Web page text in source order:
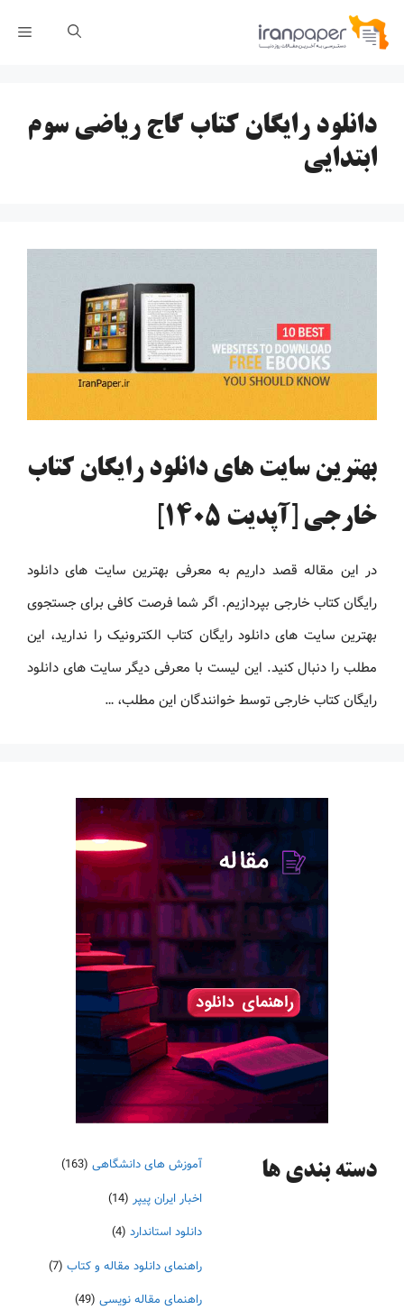
پرش
دانلود رایگان کتاب گاج ریاضی سوم
ابتدایی
بهترین سایت های دانلود رایگان کتاب
خارجی [آپدیت 1405]
در این مقاله قصد داریم به معرفی بهترین سایت های دانلود
رایگان کتاب خارجی بپردازیم. اگر شما فرصت کافی برای جستجوی
بهترین سایت های دانلود رایگان کتاب الکترونیک را ندارید، این
مطلب را دنبال کنید. این لیست با معرفی دیگر سایت های دانلود
رایگان کتاب خارجی توسط خوانندگان این مطلب، …
دسته‌ بندی ها آموزش های دانشگاهی (163)
اخبار ایران پیپر (14)
دانلود استاندارد (4)
راهنمای دانلود مقاله و کتاب (7)
راهنمای مقاله نویسی (49)